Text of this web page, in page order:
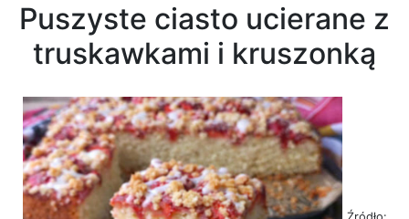
Puszyste ciasto ucierane z
truskawkami i kruszonką